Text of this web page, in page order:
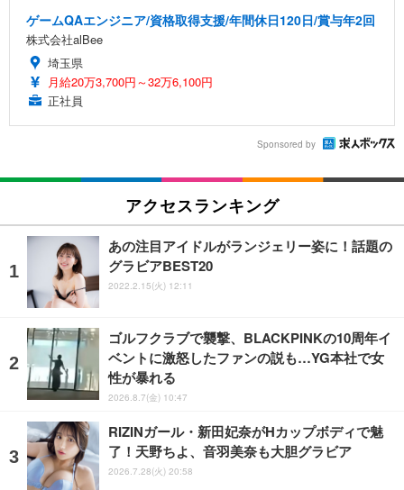
ゲームQAエンジニア/資格取得支援/年間休日120日/賞与年2回
株式会社alBee
埼玉県
月給20万3,700円～32万6,100円
正社員
Sponsored by
アクセスランキング
あの注目アイドルがランジェリー姿に！話題の
グラビアBEST20
2022.2.15(火) 12:11
ゴルフクラブで襲撃、BLACKPINKの10周年イ
ベントに激怒したファンの説も…YG本社で女
性が暴れる
2026.8.7(金) 10:47
RIZINガール・新田妃奈がHカップボディで魅
了！天野ちよ、音羽美奈も大胆グラビア
2026.7.28(火) 20:58